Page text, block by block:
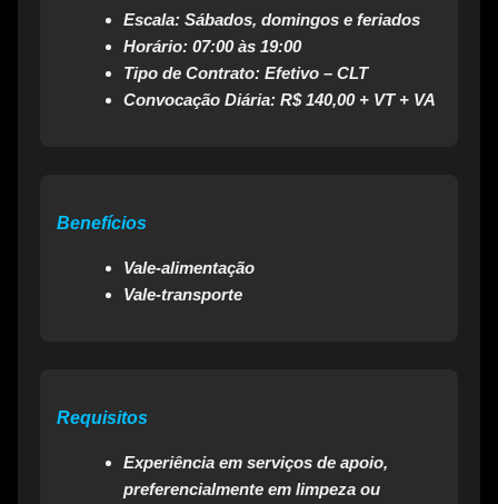
Escala: Sábados, domingos e feriados
Horário: 07:00 às 19:00
Tipo de Contrato: Efetivo – CLT
Convocação Diária: R$ 140,00 + VT + VA
Benefícios
Vale-alimentação
Vale-transporte
Requisitos
Experiência em serviços de apoio,
preferencialmente em limpeza ou